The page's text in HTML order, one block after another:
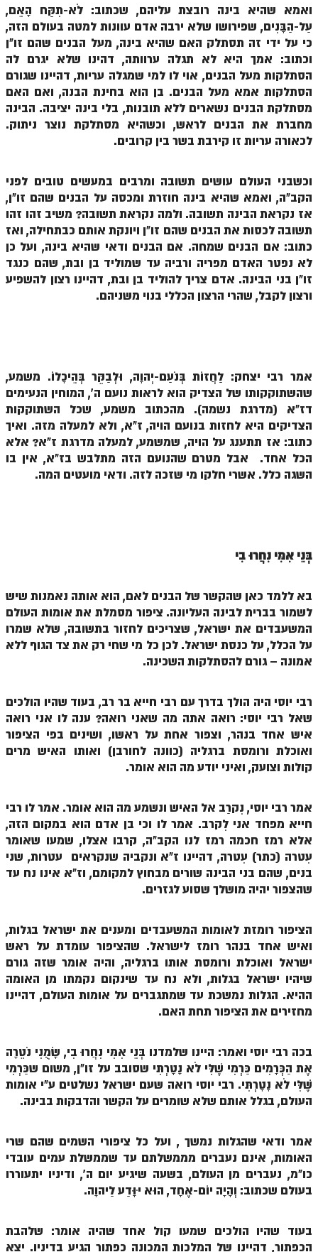
ספר הזוהר – שמות
הזוהר הקדוש שמות מתחילים
הזוהר הקדוש שמות מתקדמים
הזוהר הקדוש וארא מתקדמים
הזוהר הקדוש בא מתחילים
הזוהר הקדוש בשלח מתקדמים
הזוהר הקדוש יתרו מתחילים
הזוהר הקדוש יתרו מתקדמים
משפטים מתחילים
הזוהר הקדוש תרומה מתקדמים
הזוהר הקדוש ספרא דצניעותא
הזוהר הקדוש תצווה השקפה
הזוהר הקדוש תצווה מתקדמים
ספר הזוהר הקדוש כי תשא השקפה
ספר הזוהר הקדוש ויקהל מתקדמים
ספר הזוהר הקדוש פיקודי מתקדמים
ספר הזוהר הקדוש זוהר ויקרא השקפה
זוהר צו מתחילים
זוהר צו מתקדמים
פרשת שמיני מתחילים
ספר הזוהר פרשת תזריע למתחילים
ספר הזוהר פרשת תזריע למתקדמים
זוהר מצורע מתחילים
זוהר אחרי מות למתחילים
זוהר אחרי מות למתקדמים
הזוהר הקדוש – קדושים למתחילים
ספר הזוהר אמור מתקדמים
הזוהר הקדוש פרשת בהר למתחילים
הזוהר הקדוש פרשת בהר – מתקדמים
זוהר בחוקותי למתחילים
זוהר הקדוש בחוקותי למתקדמים
ספר הזוהר – במדבר
ואמא שהיא בינה רובצת עליהם, שכתוב: לֹא-תִקַּח הָאֵם,
עַל-הַבָּנִים, שפירושו שלא ירבה אדם עוונות למטה בעולם הזה,
כי על ידי זה תסתלק האם שהיא בינה, מעל הבנים שהם זו"ן
וכתוב: אמך היא לא תגלה ערוותה, דהינו שלא יגרם לה
הסתלקות מעל הבנים, אוי לו למי שמגלה עריות, דהיינו שגורם
הסתלקות אמא מעל הבנים. בן הוא בחינת הבנה, ואם האם
מסתלקת הבנים נשארים ללא תובנות, בלי בינה יציבה. הבינה
מחברת את הבנים לראש, וכשהיא מסתלקת נוצר ניתוק.
לכאורה עריות זו קירבת בשר בין קרובים.
וכשבני העולם עושים תשובה ומרבים במעשים טובים לפני
הקב"ה, ואמא שהיא בינה חוזרת ומכסה על הבנים שהם זו"ן,
אז נקראת הבינה תשובה. ולמה נקראת תשובה? משיב זהו זהו
תשובה לכסות את הבנים שהם זו"ן ויונקת אותם כבתחילה, ואז
כתוב: אם הבנים שמחה. אם הבנים ודאי שהיא בינה, ועל כן
לא נפטר האדם מפריה ורביה עד שמוליד בן ובת, שהם כנגד
זו"ן בני הבינה. אדם צריך להוליד בן ובת, דהיינו רצון להשפיע
ורצון לקבל, שהרי הרצון הכללי בנוי משניהם.
אמר רבי יצחק: לַחֲזוֹת בְּנֹעַם-יְהוָה, וּלְבַקֵּר בְּהֵיכָלוֹ. משמע,
שהשתוקקותו של הצדיק הוא לראות נועם ה', המוחין הנעימים
דז"א (מדרגת נשמה). מהכתוב משמע, שכל השתוקקות
הצדיקים היא לחזות בנועם הויה, ז"א, ולא למעלה מזה. ואיך
כתוב: אז תתענג על הויה, שמשמע, למעלה מדרגת ז"א? אלא
הכל אחד. אבל מטרם שהנועם הזה מתלבש בז"א, אין בו
השגה כלל. אשרי חלקו מי שזכה לזה. ודאי מועטים המה.
בְּנֵי אִמִּי נִחֲרוּ בִי
בא ללמד כאן שהקשר של הבנים לאם, הוא אותה נאמנות שיש
לשמור בברית לבינה העליונה. ציפור מסמלת את אומות העולם
המשעבדים את ישראל, שצריכים לחזור בתשובה, שלא שמרו
על הכלל, על כנסת ישראל. לכן כל מי שחי רק את צד הגוף ללא
אמונה – גורם להסתלקות השכינה.
רבי יוסי היה הולך בדרך עם רבי חייא בר רב, בעוד שהיו הולכים
שאל רבי יוסי: רואה אתה מה שאני רואה? ענה לו אני רואה
איש אחד בנהר, וצפור אחת על ראשו, ושינים בפי הציפור
ואוכלת ורומסת ברגליה (כוונה לחורבן) ואותו האיש מרים
קולות וצועק, ואיני יודע מה הוא אומר.
אמר רבי יוסי, נִקרַב אל האיש ונשמע מה הוא אומר. אמר לו רבי
חייא מפחד אני לִקרב. אמר לו וכי בן אדם הוא במקום הזה,
אלא רמז חכמה רמז לנו הקב"ה, קרבו אצלו, שמעו שאומר
עִטרה (כתר) עִטרה, דהיינו ז"א ונקביה שנקראים עטרות, שני
בנים, שהם בני הבינה שורים מבחוץ למקומם, וז"א אינו נח עד
שהצפור יהיה מושלך שסוע לגזרים.
הציפור רומזת לאומות המשעבדים ומענים את ישראל בגלות,
ואיש אחד בנהר רומז לישראל. שהציפור עומדת על ראש
ישראל ואוכלת ורומסת אותו ברגליה, והיה אומר שזה גורם
שיהיו ישראל בגלות, ולא נח עד שינקום נקמתו מן האומה
ההיא. הגלות נמשכת עד שמתגברים על אומות העולם, דהיינו
מחזירים את הציפור תחת האם.
בכה רבי יוסי ואמר: היינו שלמדנו בְּנֵי אִמִּי נִחֲרוּ בִי, שָׂמֻנִי נֹטֵרָה
אֶת הַכְּרָמִים כַּרְמִי שֶׁלִּי לֹא נָטָרְתִּי שסובב על זו"ן, משום שכַּרְמִי
שֶׁלִּי לֹא נָטָרְתִּי. רבי יוסי רואה שעם ישראל נשלטים ע"י אומות
העולם, בגלל אותם שלא שומרים על הקשר והדבקות בבינה.
אמר ודאי שהגלות נמשך , ועל כל ציפורי השמים שהם שרי
האומות, אינם נעברים מממשלתם עד שממשלת עמים עובדי
כו"מ, נעברים מן העולם, בשעה שיגיע יום ה', ודיניו יתעוררו
בעולם שכתוב: וְהָיָה יוֹם-אֶחָד, הוּא יִוָּדַע לַיהוָה.
בעוד שהיו הולכים שמעו קול אחד שהיה אומר: שלהבת
הכפתור, דהיינו של המלכות המכונה כפתור הגיע בדיניו. יצא